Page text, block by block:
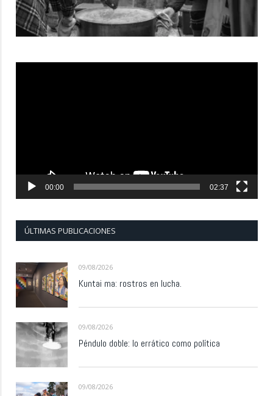
00:00 02:37
ÚLTIMAS PUBLICACIONES
09/08/2026
Kuntai ma: rostros en lucha.
09/08/2026
Péndulo doble: lo errático como política
09/08/2026